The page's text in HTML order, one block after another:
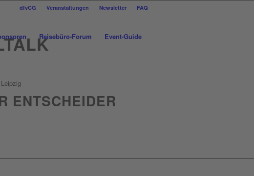
dfvCG Veranstaltungen Newsletter FAQ
Reisebüro-Forum Event-Guide
ENTSCHEIDER